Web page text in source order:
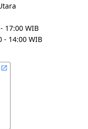
17:00 WIB
- 14:00 WIB